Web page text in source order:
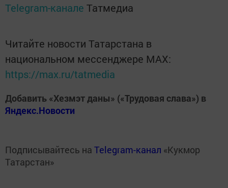
Telegram-канале Татмедиа
Читайте новости Татарстана в
национальном мессенджере MАХ:
https://max.ru/tatmedia
Добавить «Хезмэт даны» («Трудовая слава») в
Яндекс.Новости
Подписывайтесь на Telegram-канал «Кукмор
Татарстан»